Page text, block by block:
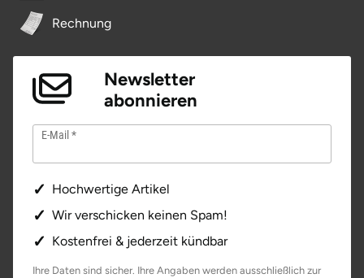
Rechnung
Newsletter
abonnieren
E-Mail
Hochwertige Artikel
Wir verschicken keinen Spam!
Kostenfrei & jederzeit kündbar
Ihre Daten sind sicher. Ihre Angaben werden ausschließlich zur
Stendal
Stormarn
Stuttgart
Tannheimer Tal